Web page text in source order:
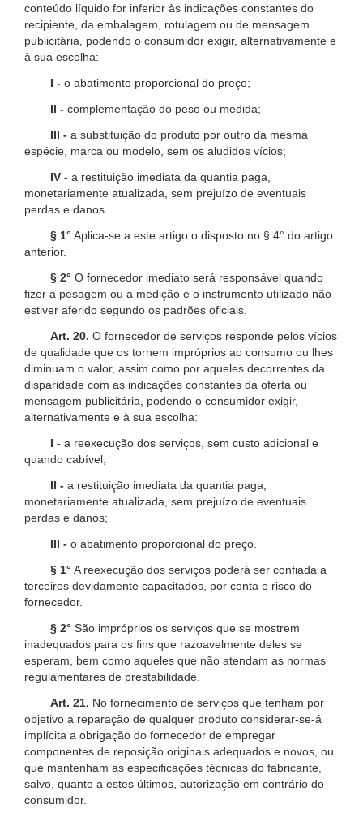
conteúdo líquido for inferior às indicações constantes do
recipiente, da embalagem, rotulagem ou de mensagem
publicitária, podendo o consumidor exigir, alternativamente e
à sua escolha:
I - o abatimento proporcional do preço;
II - complementação do peso ou medida;
III - a substituição do produto por outro da mesma
espécie, marca ou modelo, sem os aludidos vícios;
IV - a restituição imediata da quantia paga,
monetariamente atualizada, sem prejuízo de eventuais
perdas e danos.
§ 1° Aplica-se a este artigo o disposto no § 4° do artigo
anterior.
§ 2° O fornecedor imediato será responsável quando
fizer a pesagem ou a medição e o instrumento utilizado não
estiver aferido segundo os padrões oficiais.
Art. 20. O fornecedor de serviços responde pelos vícios
de qualidade que os tornem impróprios ao consumo ou lhes
diminuam o valor, assim como por aqueles decorrentes da
disparidade com as indicações constantes da oferta ou
mensagem publicitária, podendo o consumidor exigir,
alternativamente e à sua escolha:
I - a reexecução dos serviços, sem custo adicional e
quando cabível;
II - a restituição imediata da quantia paga,
monetariamente atualizada, sem prejuízo de eventuais
perdas e danos;
III - o abatimento proporcional do preço.
§ 1° A reexecução dos serviços poderá ser confiada a
terceiros devidamente capacitados, por conta e risco do
fornecedor.
§ 2° São impróprios os serviços que se mostrem
inadequados para os fins que razoavelmente deles se
esperam, bem como aqueles que não atendam as normas
regulamentares de prestabilidade.
Art. 21. No fornecimento de serviços que tenham por
objetivo a reparação de qualquer produto considerar-se-á
implícita a obrigação do fornecedor de empregar
componentes de reposição originais adequados e novos, ou
que mantenham as especificações técnicas do fabricante,
salvo, quanto a estes últimos, autorização em contrário do
consumidor.